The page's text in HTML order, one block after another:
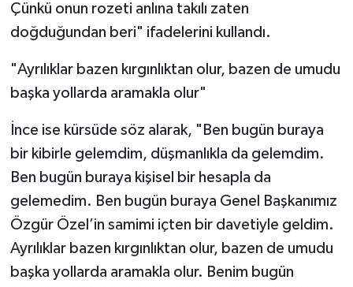
Çünkü onun rozeti anlına takılı zaten
doğduğundan beri" ifadelerini kullandı.
"Ayrılıklar bazen kırgınlıktan olur, bazen de umudu
başka yollarda aramakla olur"
İnce ise kürsüde söz alarak, "Ben bugün buraya
bir kibirle gelemdim, düşmanlıkla da gelemdim.
Ben bugün buraya kişisel bir hesapla da
gelemedim. Ben bugün buraya Genel Başkanımız
Özgür Özel’in samimi içten bir davetiyle geldim.
Ayrılıklar bazen kırgınlıktan olur, bazen de umudu
başka yollarda aramakla olur. Benim bugün